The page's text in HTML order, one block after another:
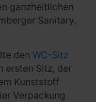
ganzheitlichen
Sanitary,
den WC-Sitz
ersten Sitz, der
Kunststoff
Verpackung